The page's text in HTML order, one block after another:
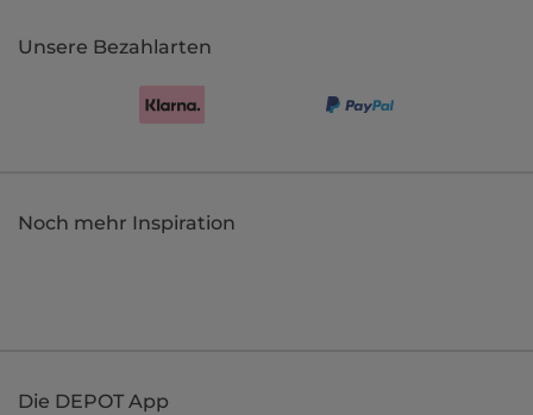
Unsere Bezahlarten
Noch mehr Inspiration
Die DEPOT App